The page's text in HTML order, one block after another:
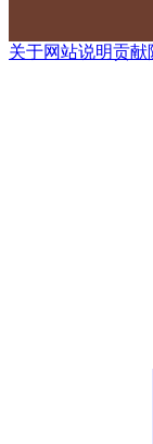
关于网站说明贡献